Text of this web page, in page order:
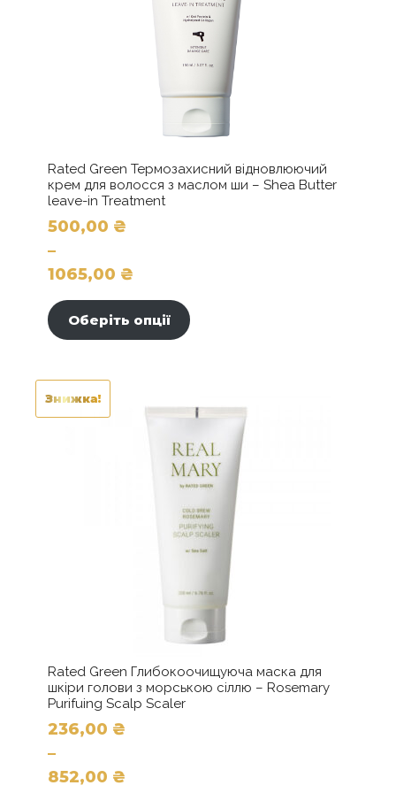
Rated Green Термозахисний відновлюючий
крем для волосся з маслом ши – Shea Butter
leave-in Treatment
500,00 ₴
–
1065,00 ₴
Діапазон
цін:
від
до
1065,00 ₴
Оберіть опції
можна
вибрати
на
сторінці
товару
Знижка!
Rated Green Глибокоочищуюча маска для
шкіри голови з морською сіллю – Rosemary
Purifuing Scalp Scaler
236,00 ₴
–
852,00 ₴